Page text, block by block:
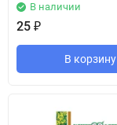
В наличии
25 ₽
В корзину